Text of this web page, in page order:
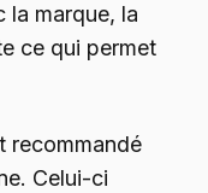
la marque, la
ce qui permet
recommandé
Celui-ci